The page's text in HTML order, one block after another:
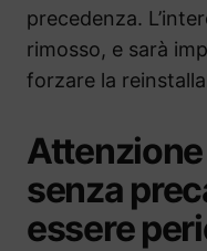
precedenza.
rimosso, e sarà
forzare la
senza
essere